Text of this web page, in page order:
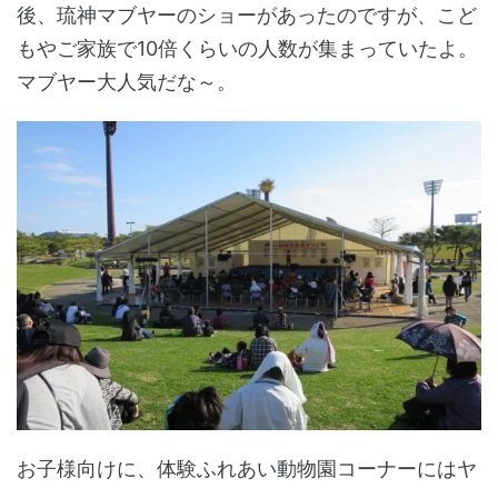
後、琉神マブヤーのショーがあったのですが、こど
もやご家族で10倍くらいの人数が集まっていたよ。
マブヤー大人気だな～。
お子様向けに、体験ふれあい動物園コーナーにはヤ